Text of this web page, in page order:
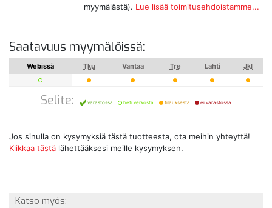
myymälästä). Lue lisää toimitusehdoistamme...
Saatavuus myymälöissä:
Webissä Tku Vantaa Tre Lahti Jkl
Selite: varastossa heti verkosta tilauksesta ei varastossa
Jos sinulla on kysymyksiä tästä tuotteesta, ota meihin yhteyttä!
Klikkaa tästä lähettääksesi meille kysymyksen.
Katso myös: